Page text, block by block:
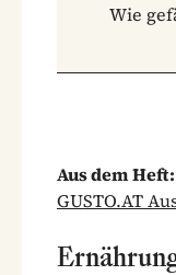
Wie
Aus dem Heft:
GUSTO.AT